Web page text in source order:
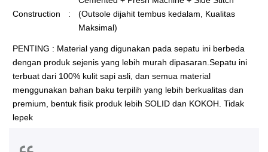
Construction :
(Outsole dijahit tembus kedalam, Kualitas
Maksimal)
PENTING : Material yang digunakan pada sepatu ini berbeda
dengan produk sejenis yang lebih murah dipasaran.Sepatu ini
terbuat dari 100% kulit sapi asli, dan semua material
menggunakan bahan baku terpilih yang lebih berkualitas dan
premium, bentuk fisik produk lebih SOLID dan KOKOH. Tidak
lepek